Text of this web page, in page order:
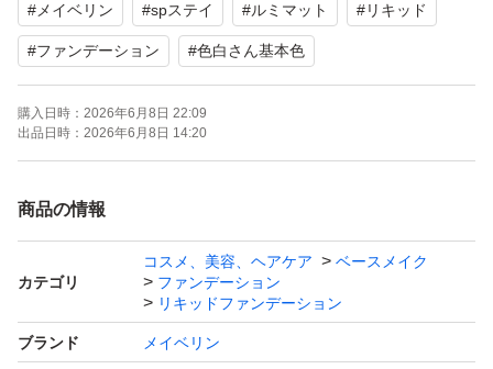
購入時期: 2026年5月
★背面下のMFG (生産)番号で生産時期がわかります。
ッドファンデは、衛生的な新品未開封をおすすめします。
夏場の高温期に、「開封済み」のリキッドファンデを買う
#メイベリン #spステイ #ルミマット #リキッド
#ファンデーション #色白さん基本色
購入日時： 2026年6月8日 22:09
出品日時： 2026年6月8日 14:20
商品の情報
カテゴリ
コスメ、美容、ヘアケア
ベースメイク
ファンデーション
リキッドファンデーション
ブランド メイベリン